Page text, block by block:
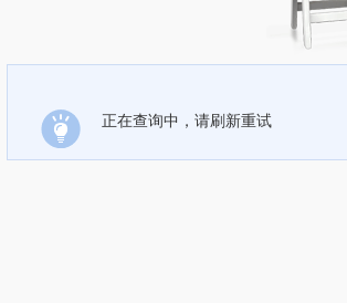
正在查询中，请刷新重试